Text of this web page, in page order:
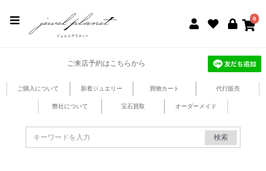
0
ご来店予約はこちらから
ご購入について 新着ジュエリー 買物カート 代行販売
弊社について 宝石買取 オーダーメイド
検索